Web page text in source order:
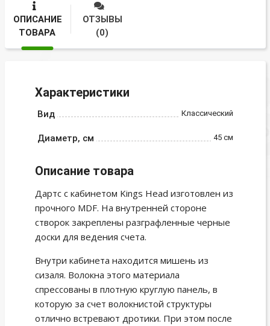
ОПИСАНИЕ
ТОВАРА
ОТЗЫВЫ
(0)
Характеристики
Вид Классический
Диаметр, см 45 см
Описание товара
Дартс с кабинетом Kings Head изготовлен из
прочного MDF. На внутренней стороне
створок закреплены разграфленные черные
доски для ведения счета.
Внутри кабинета находится мишень из
сизаля. Волокна этого материала
спрессованы в плотную круглую панель, в
которую за счет волокнистой структуры
отлично встревают дротики. При этом после